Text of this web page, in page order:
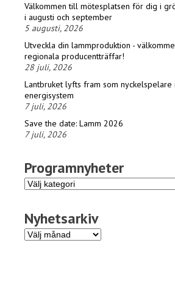
Välkommen till mötesplatsen för dig i
i augusti och september
5 augusti, 2026
Utveckla din lammproduktion -
regionala producentträffar!
28 juli, 2026
Lantbruket lyfts fram som nyckelspelare
energisystem
7 juli, 2026
Save the date: Lamm 2026
7 juli, 2026
Programnyheter
Programnyheter
Nyhetsarkiv
Nyhetsarkiv